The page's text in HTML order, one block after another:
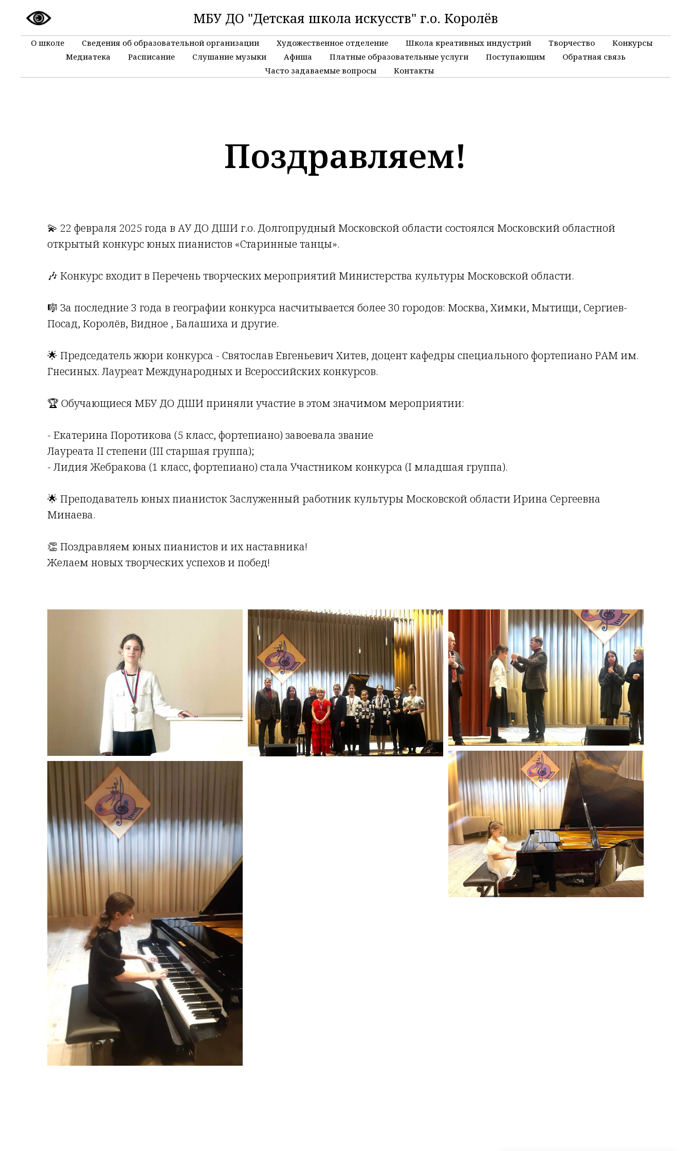
МБУ ДО "Детская школа искусств" г.о. Королёв
О школе Сведения об образовательной организации Художественное отделение Школа креативных индустрий Творчество
Конкурсы
Медиатека
Расписание Слушание музыки Афиша Платные образовательные услуги Поступающим
Обратная связь
Часто задаваемые вопросы
Контакты
Поздравляем!
💫 22 февраля 2025 года в АУ ДО ДШИ г.о. Долгопрудный Московской области состоялся Московский областной
открытый конкурс юных пианистов «Старинные танцы».
🎶 Конкурс входит в Перечень творческих мероприятий Министерства культуры Московской области.
🎼 За последние 3 года в географии конкурса насчитывается более 30 городов: Москва, Химки, Мытищи, Сергиев-
Посад, Королёв, Видное , Балашиха и другие.
🌟 Председатель жюри конкурса - Святослав Евгеньевич Хитев, доцент кафедры специального фортепиано РАМ им.
Гнесиных. Лауреат Международных и Всероссийских конкурсов.
🏆 Обучающиеся МБУ ДО ДШИ приняли участие в этом значимом мероприятии:
- Екатерина Поротикова (5 класс, фортепиано) завоевала звание
Лауреата II степени (III старшая группа);
- Лидия Жебракова (1 класс, фортепиано) стала Участником конкурса (I младшая группа).
🌟 Преподаватель юных пианисток Заслуженный работник культуры Московской области Ирина Сергеевна
Минаева.
👏 Поздравляем юных пианистов и их наставника!
Желаем новых творческих успехов и побед!